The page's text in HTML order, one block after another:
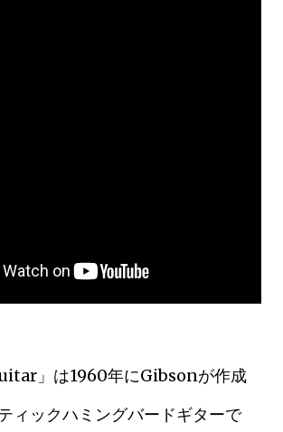
」は1960年にGibsonが作成
ィックハミングバードギターで